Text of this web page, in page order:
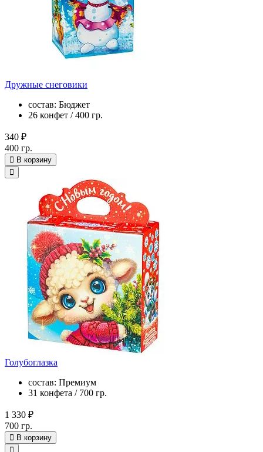
Дружные снеговики
состав: Бюджет
26 конфет / 400 гр.
340 ₽
400 гр.
В корзину
Голубоглазка
состав: Премиум
31 конфета / 700 гр.
1 330 ₽
700 гр.
В корзину